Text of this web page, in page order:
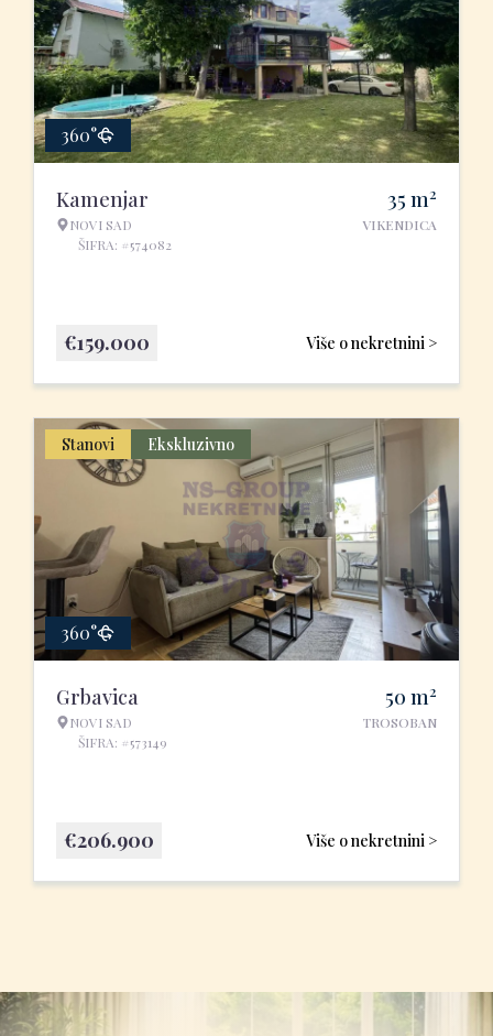
360°
Kamenjar
NOVI SAD
ŠIFRA: #574082
35 m2
VIKENDICA
Više o nekretnini >
€159.000
Stanovi Ekskluzivno
360°
Grbavica
NOVI SAD
ŠIFRA: #573149
50 m2
TROSOBAN
Više o nekretnini >
€206.900